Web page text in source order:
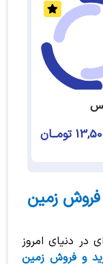
زمین
در دنیای امروز
و فروش زمین